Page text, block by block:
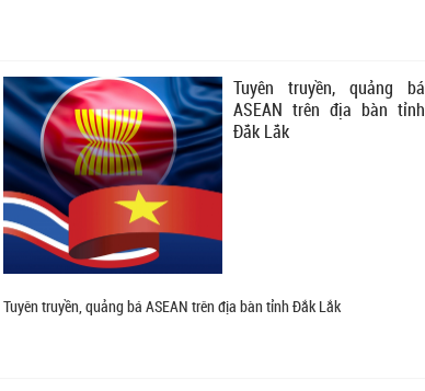
Tuyên truyền, quảng bá
ASEAN trên địa bàn tỉnh
Đắk Lắk
Tuyên truyền, quảng bá ASEAN trên địa bàn tỉnh Đắk Lắk